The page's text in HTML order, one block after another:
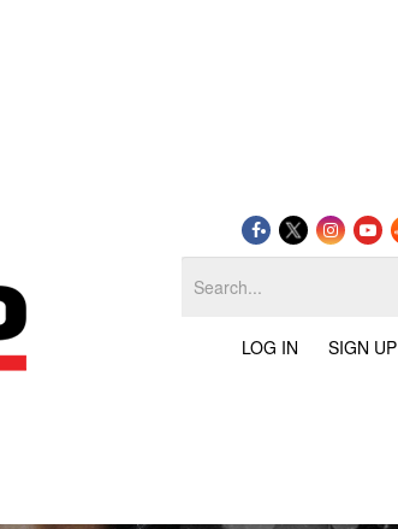
LOG IN SIGN UP